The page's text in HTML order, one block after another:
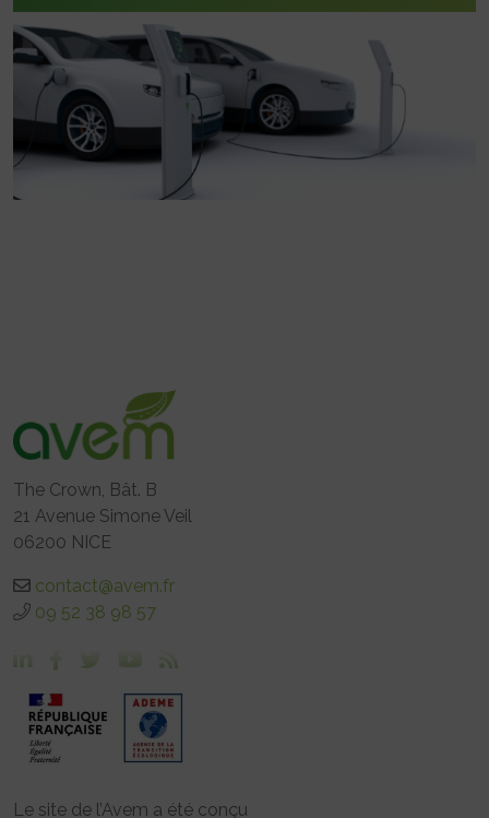
The Crown, Bât. B
21 Avenue Simone Veil
06200 NICE
contact@avem.fr
09 52 38 98 57
Le site de l’Avem a été conçu